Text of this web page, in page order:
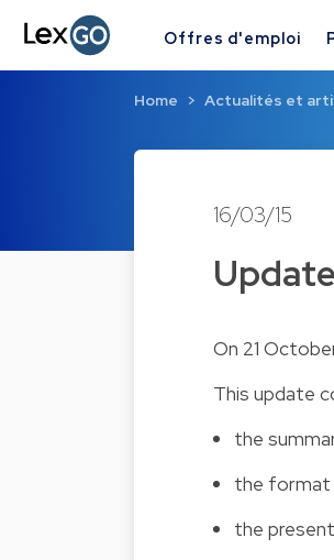
Offres d'emploi
Home Actualités et
16/03/15
On 21
This update
the
the format
the